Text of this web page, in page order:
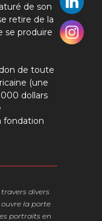
de son
retire de la
se produire
de toute
(une
dollars
fondation
travers divers
la porte
portraits en